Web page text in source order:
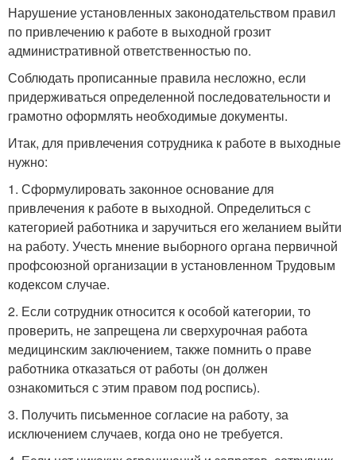
Нарушение установленных законодательством правил
по привлечению к работе в выходной грозит
административной ответственностью по.
Соблюдать прописанные правила несложно, если
придерживаться определенной последовательности и
грамотно оформлять необходимые документы.
Итак, для привлечения сотрудника к работе в выходные
нужно:
1. Сформулировать законное основание для
привлечения к работе в выходной. Определиться с
категорией работника и заручиться его желанием выйти
на работу. Учесть мнение выборного органа первичной
профсоюзной организации в установленном Трудовым
кодексом случае.
2. Если сотрудник относится к особой категории, то
проверить, не запрещена ли сверхурочная работа
медицинским заключением, также помнить о праве
работника отказаться от работы (он должен
ознакомиться с этим правом под роспись).
3. Получить письменное согласие на работу, за
исключением случаев, когда оно не требуется.